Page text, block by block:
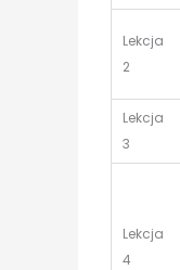
Lekcja
2
Lekcja
3
Lekcja
4